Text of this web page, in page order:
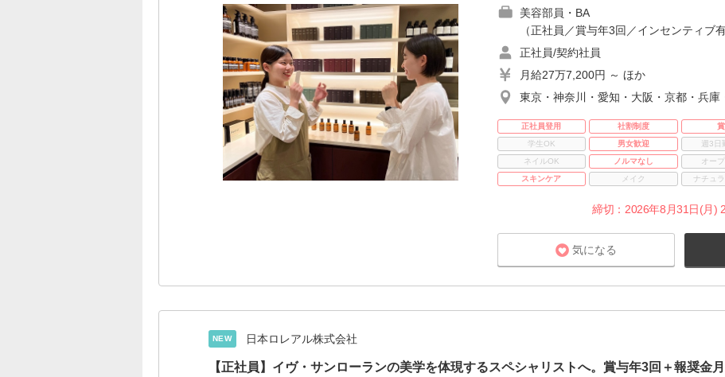
美容部員・BA
（正社員／賞与年3回／インセンティブ
正社員/契約社員
月給27万7,200円 ～ ほか
東京・神奈川・愛知・大阪・京都・兵庫
正社員登用 社割制度
学生OK
男女歓迎 週3日
ネイルOK
ノルマなし オー
スキンケア
メイク ナチュ
締切：2026年8月31日(月)
気になる
NEW 日本ロレアル株式会社
【正社員】イヴ・サンローランの美学を体現するスペシャリストへ。賞与年3回＋報奨金